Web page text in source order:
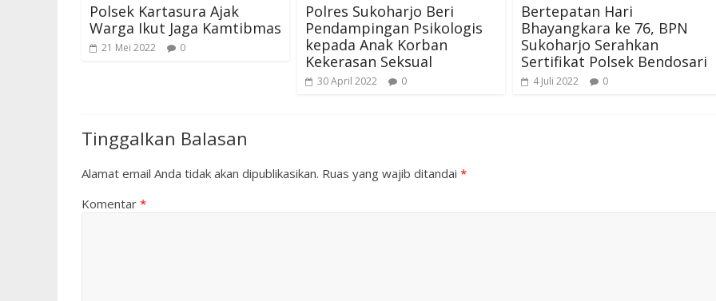
Polsek Kartasura Ajak
Warga Ikut Jaga Kamtibmas
21 Mei 2022 0
Polres Sukoharjo Beri
Pendampingan Psikologis
kepada Anak Korban
Kekerasan Seksual
30 April 2022 0
Bertepatan Hari
Bhayangkara ke 76, BPN
Sukoharjo Serahkan
Sertifikat Polsek Bendosari
4 Juli 2022 0
Tinggalkan Balasan
Alamat email Anda tidak akan dipublikasikan. Ruas yang wajib ditandai *
Komentar *